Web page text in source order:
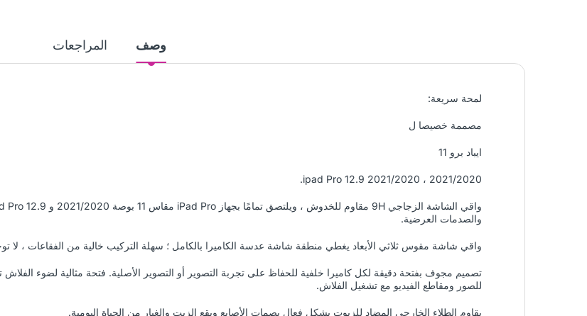
وصف المراجعات
لمحة سريعة:
مصممة خصيصا ل
ايباد برو 11
2021/2020 ، ipad Pro 12.9 2021/2020.
والصدمات العرضية.
واقي شاشة مقوس ثلاثي الأبعاد يغطي منطقة شاشة عدسة الكاميرا بالكامل ؛ سهلة التركيب خالية من الفقاعات ، لا توجد
تصميم مجوف بفتحة دقيقة لكل كاميرا خلفية للحفاظ على تجربة التصوير أو التصوير الأصلية. فتحة مثالية لضوء
للصور ومقاطع الفيديو مع تشغيل الفلاش.
يقاوم الطلاء الخارجي المضاد للزيوت بشكل فعال بصمات الأصابع وبقع الزيت والغبار من الحياة اليومية.